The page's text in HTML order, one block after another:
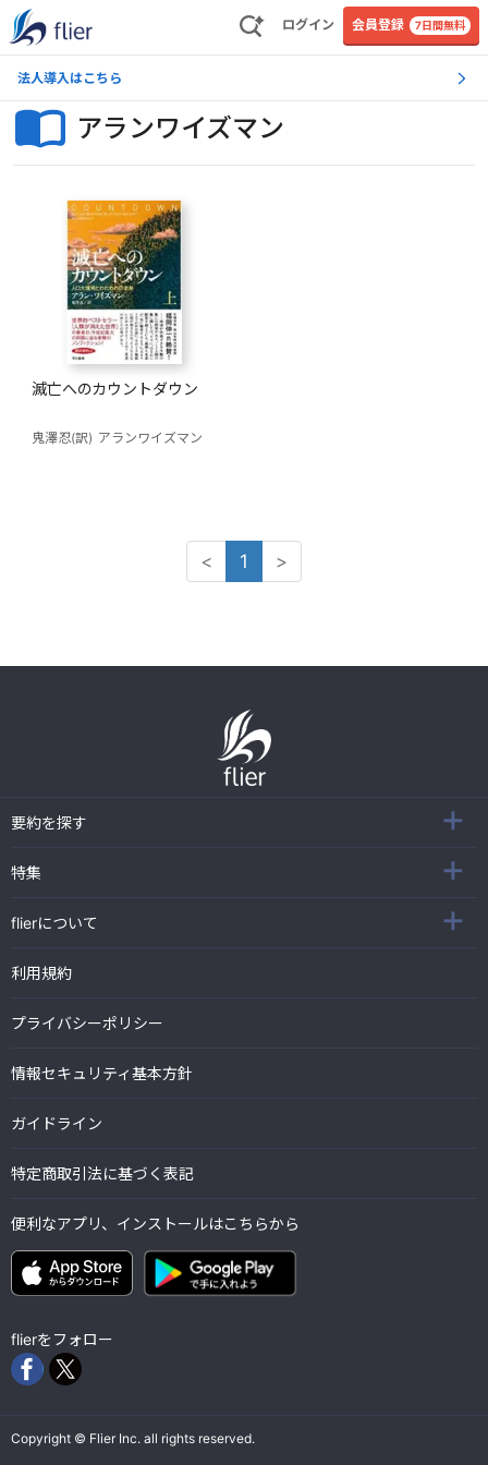
ログイン 会員登録 7日間無料
法人導入はこちら
アランワイズマン
滅亡へのカウントダウン
鬼澤忍(訳) アランワイズマン
< 1 >
要約を探す
特集
flierについて
利用規約
プライバシーポリシー
情報セキュリティ基本方針
ガイドライン
特定商取引法に基づく表記
便利なアプリ、インストールはこちらから
flierをフォロー
Copyright © Flier Inc. all rights reserved.